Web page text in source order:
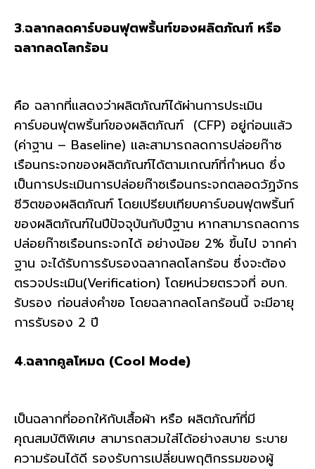
3.ฉลากลดคาร์บอนฟุตพริ้นท์ของผลิตภัณฑ์ หรือ
ฉลากลดโลกร้อน
คือ ฉลากที่แสดงว่าผลิตภัณฑ์ได้ผ่านการประเมิน
คาร์บอนฟุตพริ้นท์ของผลิตภัณฑ์ (CFP) อยู่ก่อนแล้ว
(ค่าฐาน – Baseline) และสามารถลดการปล่อยก๊าซ
เรือนกระจกของผลิตภัณฑ์ได้ตามเกณฑ์ที่กำหนด ซึ่ง
เป็นการประเมินการปล่อยก๊าซเรือนกระจกตลอดวัฏจักร
ชีวิตของผลิตภัณฑ์ โดยเปรียบเทียบคาร์บอนฟุตพริ้นท์
ของผลิตภัณฑ์ในปีปัจจุบันกับปีฐาน หากสามารถลดการ
ปล่อยก๊าซเรือนกระจกได้ อย่างน้อย 2% ขึ้นไป จากค่า
ฐาน จะได้รับการรับรองฉลากลดโลกร้อน ซึ่งจะต้อง
ตรวจประเมิน(Verification) โดยหน่วยตรวจที่ อบก.
รับรอง ก่อนส่งคำขอ โดยฉลากลดโลกร้อนนี้ จะมีอายุ
การรับรอง 2 ปี
4.ฉลากคูลโหมด (Cool Mode)
เป็นฉลากที่ออกให้กับเสื้อผ้า หรือ ผลิตภัณฑ์ที่มี
คุณสมบัติพิเศษ สามารถสวมใส่ได้อย่างสบาย ระบาย
ความร้อนได้ดี รองรับการเปลี่ยนพฤติกรรมของผู้